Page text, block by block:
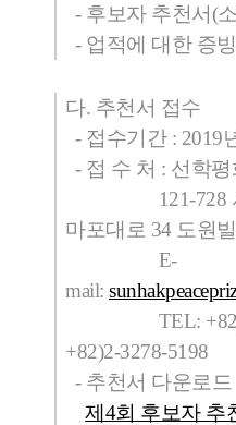
- 후보자 추천서(
- 업적에 대한 증
다. 추천서 접수
- 접수기간 : 2019
- 접 수 처 : 선학
121-728 서
마포대로 34 도원
E-
mail:
TEL: +82)2-
+82)2-3278-5198
- 추천서 다운로드
제4회 후보자 추